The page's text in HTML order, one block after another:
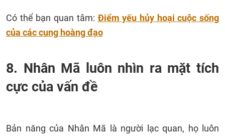
Có thể bạn quan tâm:Điểm yếu hủy hoại cuộc sống
của các cung hoàng đạo
8. Nhân Mã luôn nhìn ra mặt tích
cực của vấn đề
Bản năng của Nhân Mã là người lạc quan, họ luôn